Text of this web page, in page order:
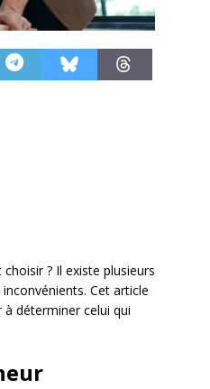
? Il existe plusieurs
Cet article
à déterminer celui qui